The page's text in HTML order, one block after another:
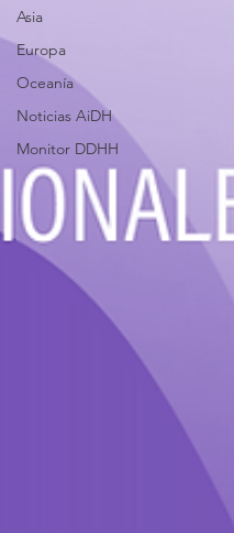
Asia
Europa
Oceanía
Noticias AiDH
Monitor DDHH